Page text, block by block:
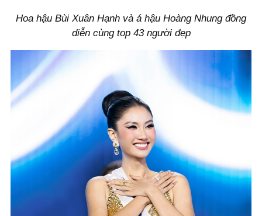
Hoa hậu Bùi Xuân Hạnh và á hậu Hoàng Nhung đồng
diễn cùng top 43 người đẹp